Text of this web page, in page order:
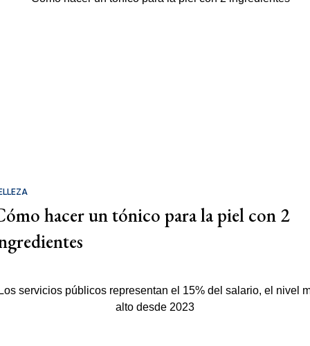
hacer un tónico para la piel con 2